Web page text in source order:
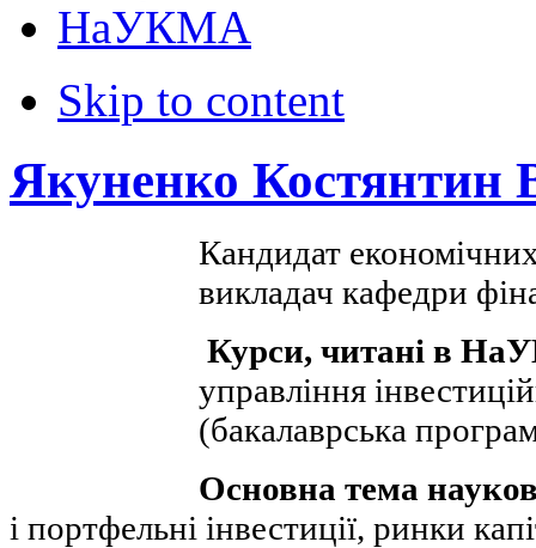
НаУКМА
Skip to content
Якуненко Костянтин
Кандидат
викладач кафедри
Курси, читані в
управління
(бакалаврська
Основна тема
і портфельні інвестиції, ринки